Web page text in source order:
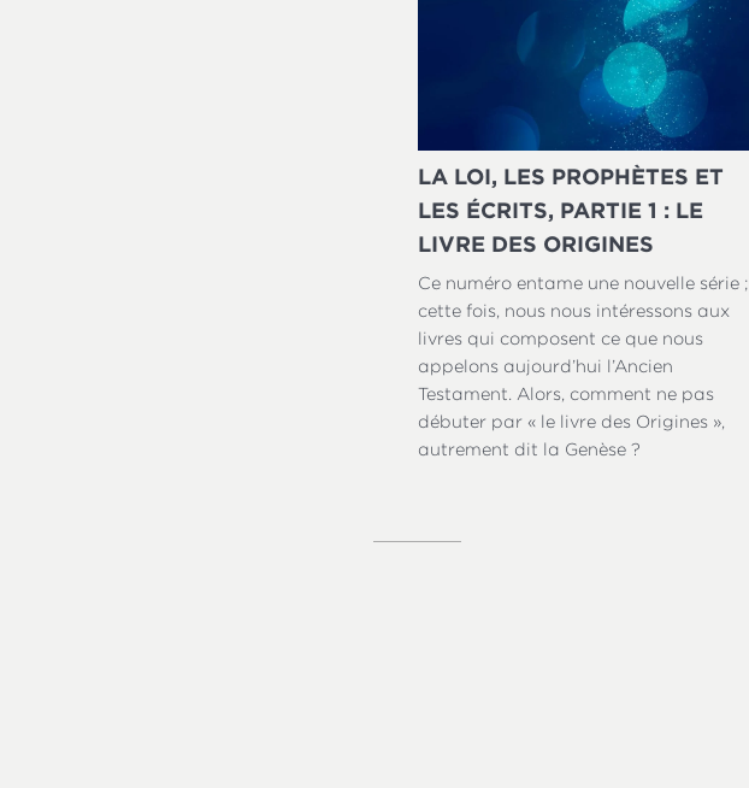
LA LOI, LES PROPHÈTES ET
LES ÉCRITS, PARTIE 1 : LE
LIVRE DES ORIGINES
Ce numéro entame une nouvelle série ;
cette fois, nous nous intéressons aux
livres qui composent ce que nous
appelons aujourd’hui l’Ancien
Testament. Alors, comment ne pas
débuter par « le livre des Origines »,
autrement dit la Genèse ?